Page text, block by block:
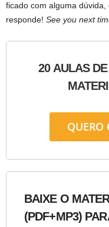
ficado com alguma
responde! See you next
20 AULAS
QUERO
BAIXE O
(PDF+MP3)